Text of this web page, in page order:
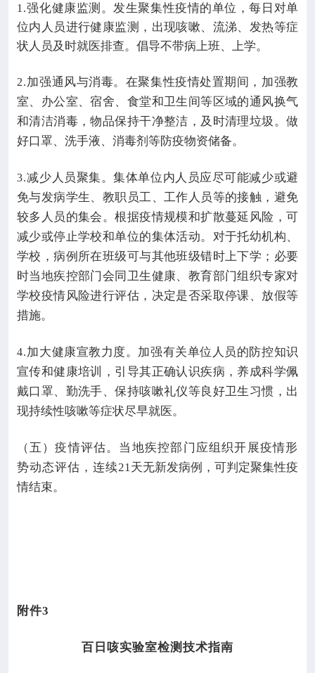
1.强化健康监测。发生聚集性疫情的单位，每日对单
位内人员进行健康监测，出现咳嗽、流涕、发热等症
状人员及时就医排查。倡导不带病上班、上学。
2.加强通风与消毒。在聚集性疫情处置期间，加强教
室、办公室、宿舍、食堂和卫生间等区域的通风换气
和清洁消毒，物品保持干净整洁，及时清理垃圾。做
好口罩、洗手液、消毒剂等防疫物资储备。
3.减少人员聚集。集体单位内人员应尽可能减少或避
免与发病学生、教职员工、工作人员等的接触，避免
较多人员的集会。根据疫情规模和扩散蔓延风险，可
减少或停止学校和单位的集体活动。对于托幼机构、
学校，病例所在班级可与其他班级错时上下学；必要
时当地疾控部门会同卫生健康、教育部门组织专家对
学校疫情风险进行评估，决定是否采取停课、放假等
措施。
4.加大健康宣教力度。加强有关单位人员的防控知识
宣传和健康培训，引导其正确认识疾病，养成科学佩
戴口罩、勤洗手、保持咳嗽礼仪等良好卫生习惯，出
现持续性咳嗽等症状尽早就医。
（五）疫情评估。当地疾控部门应组织开展疫情形
势动态评估，连续21 天无新发病例，可判定聚集性疫
情结束。
附件3
百日咳实验室检测技术指南